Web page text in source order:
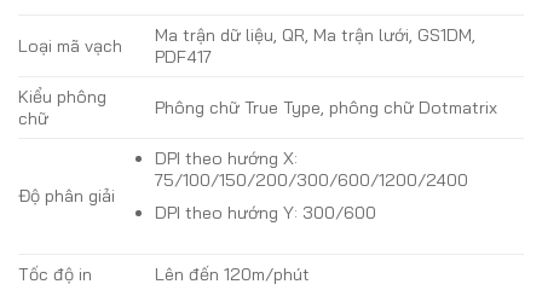
Loại mã vạch
Ma trận dữ liệu, QR, Ma trận lưới, GS1DM,
PDF417
Kiểu phông
chữ
Phông chữ True Type, phông chữ Dotmatrix
Độ phân giải
DPI theo hướng X:
75/100/150/200/300/600/1200/2400
DPI theo hướng Y: 300/600
Tốc độ in
Lên đến 120m/phút